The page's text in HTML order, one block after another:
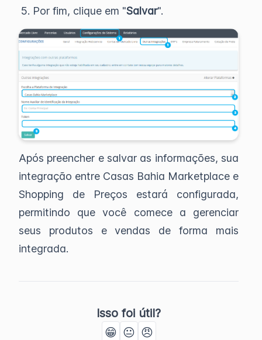
Por fim, clique em "Salvar".
Após preencher e salvar as informações, sua
integração entre Casas Bahia Marketplace e
Shopping de Preços estará configurada,
permitindo que você comece a gerenciar
seus produtos e vendas de forma mais
integrada.
Isso foi útil?
😁 😐 😠